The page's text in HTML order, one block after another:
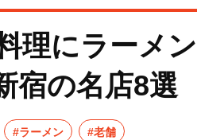
理にラーメ
宿の名店8選
#ラーメン #老舗